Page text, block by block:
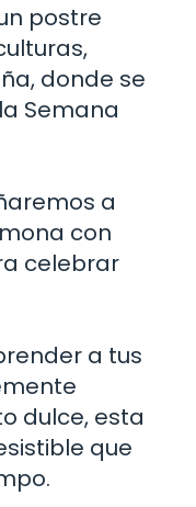
postre
donde se
Semana
a
con
celebrar
a tus
dulce, esta
que